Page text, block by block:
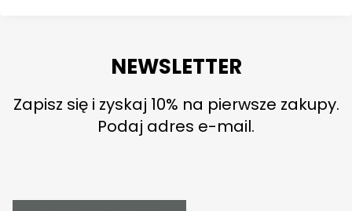
NEWSLETTER
Zapisz się i zyskaj 10% na pierwsze zakupy.
Podaj adres e-mail.